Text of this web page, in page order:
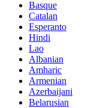
Basque
Catalan
Esperanto
Hindi
Lao
Albanian
Amharic
Armenian
Azerbaijani
Belarusian